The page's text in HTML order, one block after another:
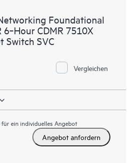
Foundational
6‑Hour CDMR 7510X
Switch SVC
Vergleichen
für ein individuelles Angebot
Angebot anfordern